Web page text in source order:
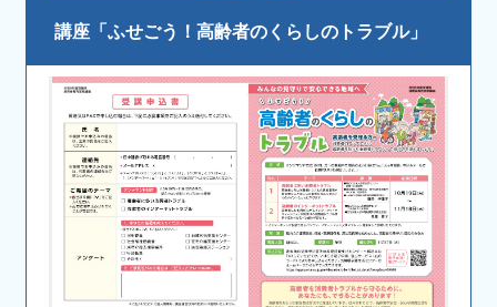
講座「ふせごう！高齢者のくらしのトラブル」